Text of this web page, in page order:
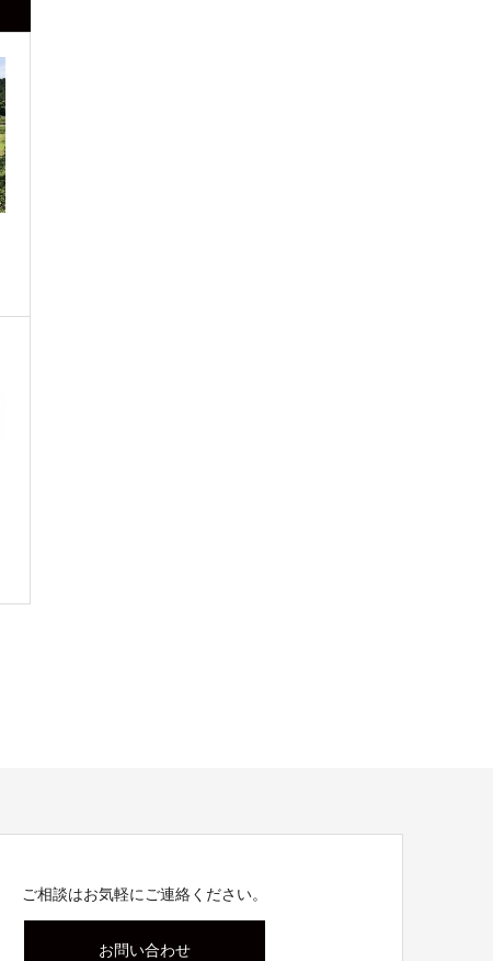
ご相談はお気軽にご連絡ください。
お問い合わせ